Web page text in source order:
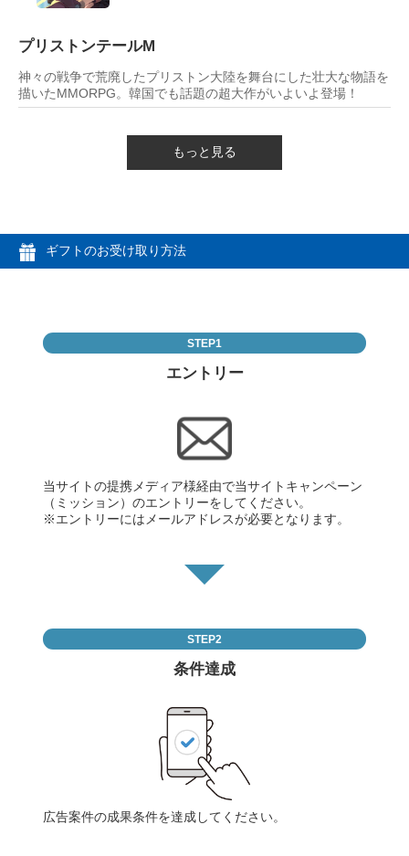
プリストンテールM
神々の戦争で荒廃したプリストン大陸を舞台にした壮大な物語を
描いたMMORPG。韓国でも話題の超大作がいよいよ登場！
もっと見る
ギフトのお受け取り方法
STEP1
エントリー
当サイトの提携メディア様経由で当サイトキャンペーン
（ミッション）のエントリーをしてください。
※エントリーにはメールアドレスが必要となります。
STEP2
条件達成
広告案件の成果条件を達成してください。